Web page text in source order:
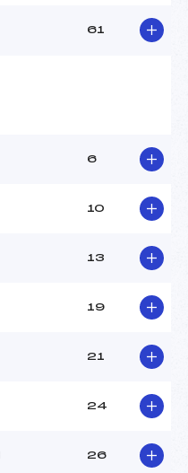
61
6
10
13
19
21
24
26